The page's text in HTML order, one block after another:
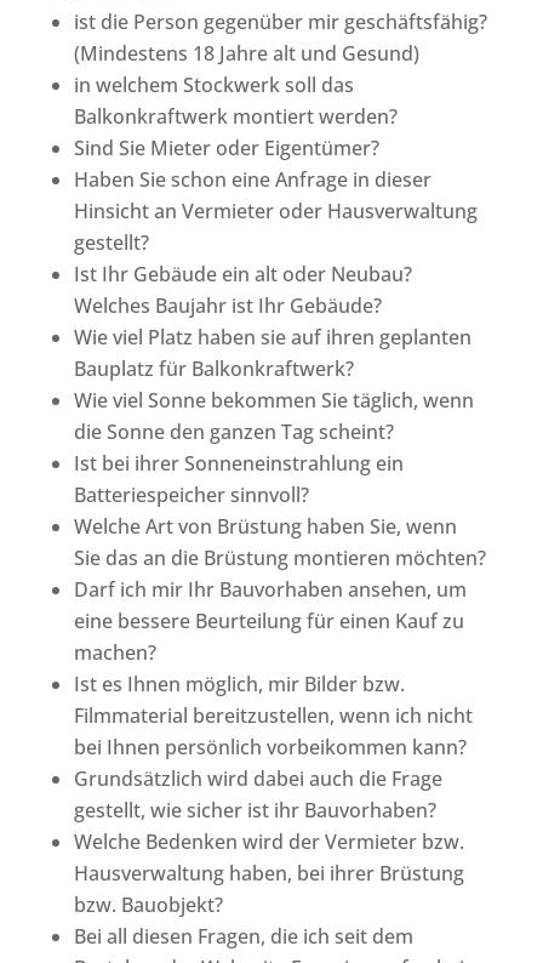
ist die Person gegenüber mir geschäftsfähig?
(Mindestens 18 Jahre alt und Gesund)
in welchem Stockwerk soll das
Balkonkraftwerk montiert werden?
Sind Sie Mieter oder Eigentümer?
Haben Sie schon eine Anfrage in dieser
Hinsicht an Vermieter oder Hausverwaltung
gestellt?
Ist Ihr Gebäude ein alt oder Neubau?
Welches Baujahr ist Ihr Gebäude?
Wie viel Platz haben sie auf ihren geplanten
Bauplatz für Balkonkraftwerk?
Wie viel Sonne bekommen Sie täglich, wenn
die Sonne den ganzen Tag scheint?
Ist bei ihrer Sonneneinstrahlung ein
Batteriespeicher sinnvoll?
Welche Art von Brüstung haben Sie, wenn
Sie das an die Brüstung montieren möchten?
Darf ich mir Ihr Bauvorhaben ansehen, um
eine bessere Beurteilung für einen Kauf zu
machen?
Ist es Ihnen möglich, mir Bilder bzw.
Filmmaterial bereitzustellen, wenn ich nicht
bei Ihnen persönlich vorbeikommen kann?
Grundsätzlich wird dabei auch die Frage
gestellt, wie sicher ist ihr Bauvorhaben?
Welche Bedenken wird der Vermieter bzw.
Hausverwaltung haben, bei ihrer Brüstung
bzw. Bauobjekt?
Bei all diesen Fragen, die ich seit dem